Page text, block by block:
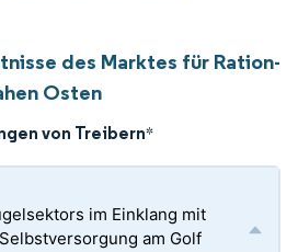
des Marktes für Ration-
Osten
von Treibern*
im Einklang mit
am Golf